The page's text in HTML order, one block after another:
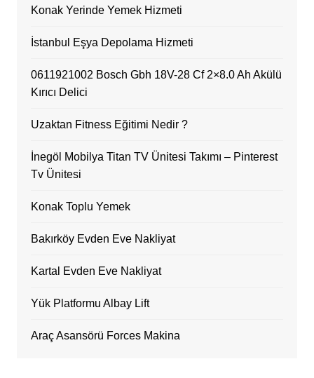
Konak Yerinde Yemek Hizmeti
İstanbul Eşya Depolama Hizmeti
0611921002 Bosch Gbh 18V-28 Cf 2×8.0 Ah Akülü
Kırıcı Delici
Uzaktan Fitness Eğitimi Nedir ?
İnegöl Mobilya Titan TV Ünitesi Takımı – Pinterest
Tv Ünitesi
Konak Toplu Yemek
Bakırköy Evden Eve Nakliyat
Kartal Evden Eve Nakliyat
Yük Platformu Albay Lift
Araç Asansörü Forces Makina